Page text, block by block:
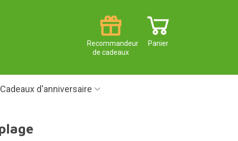
Panier
Recommandeur
de cadeaux
Cadeaux d'anniversaire